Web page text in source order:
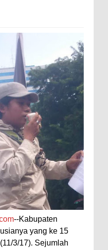
--Kabupaten
yang ke 15
3/17). Sejumlah